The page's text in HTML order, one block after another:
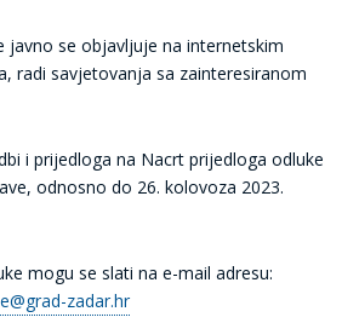
javno se objavljuje na internetskim
radi savjetovanja sa zainteresiranom
i prijedloga na Nacrt prijedloga odluke
odnosno do 26. kolovoza 2023.
mogu se slati na e-mail adresu:
zadar.hr